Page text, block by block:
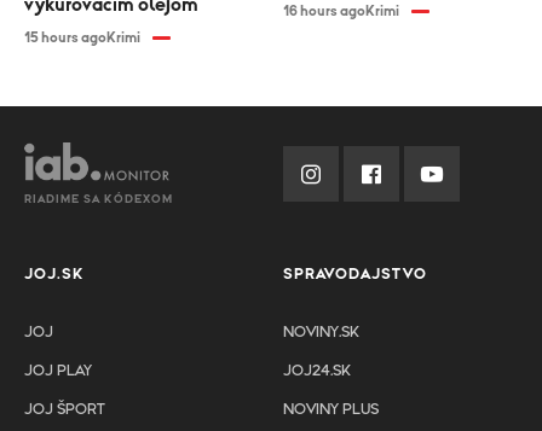
vykurovacím olejom
15 hours agoKrimi
16 hours agoKrimi
RIADIME SA KÓDEXOM
JOJ.SK
JOJ
JOJ PLAY
JOJ ŠPORT
SPRAVODAJSTVO
NOVINY.SK
JOJ24.SK
NOVINY PLUS